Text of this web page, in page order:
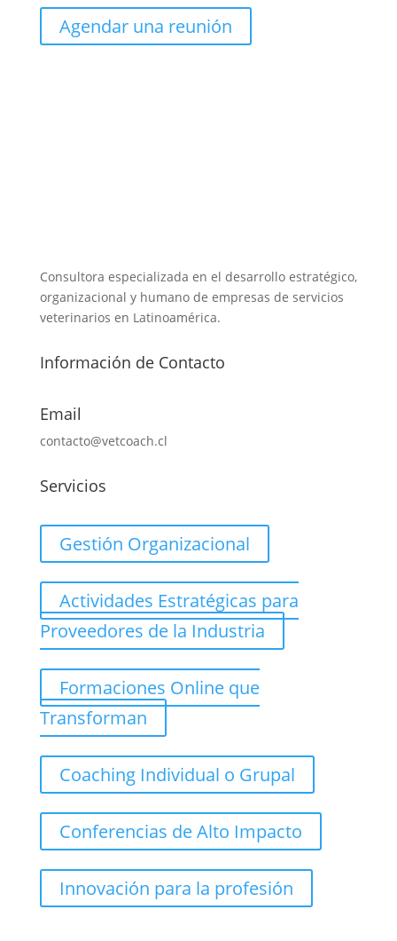
Agendar una reunión
Consultora especializada en el desarrollo estratégico,
organizacional y humano de empresas de servicios
veterinarios en Latinoamérica.
Información de Contacto
Email
contacto@vetcoach.cl
Servicios
Gestión Organizacional
Actividades Estratégicas para
Proveedores de la Industria
Formaciones Online que
Transforman
Coaching Individual o Grupal
Conferencias de Alto Impacto
Innovación para la profesión